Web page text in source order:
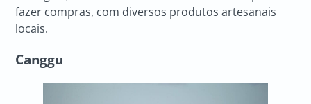
fazer compras, com diversos produtos artesanais
locais.
Canggu